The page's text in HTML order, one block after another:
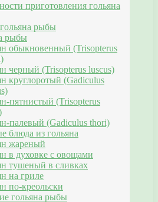
приготовления гольяна
рыбы
рыбы
обыкновенный (Trisopterus
черный (Trisopterus luscus)
круглоротый (Gadiculus
пятнистый (Trisopterus
палевый (Gadiculus thori)
блюда из гольяна
жареный
в духовке с овощами
тушеный в сливках
на гриле
по-креольски
гольяна рыбы